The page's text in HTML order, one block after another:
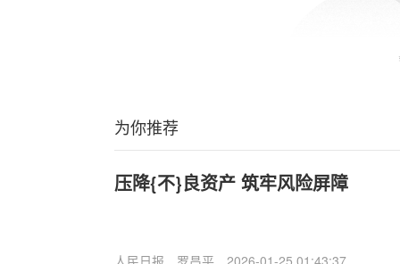
为你推荐
压降{不}良资产 筑牢风险屏障